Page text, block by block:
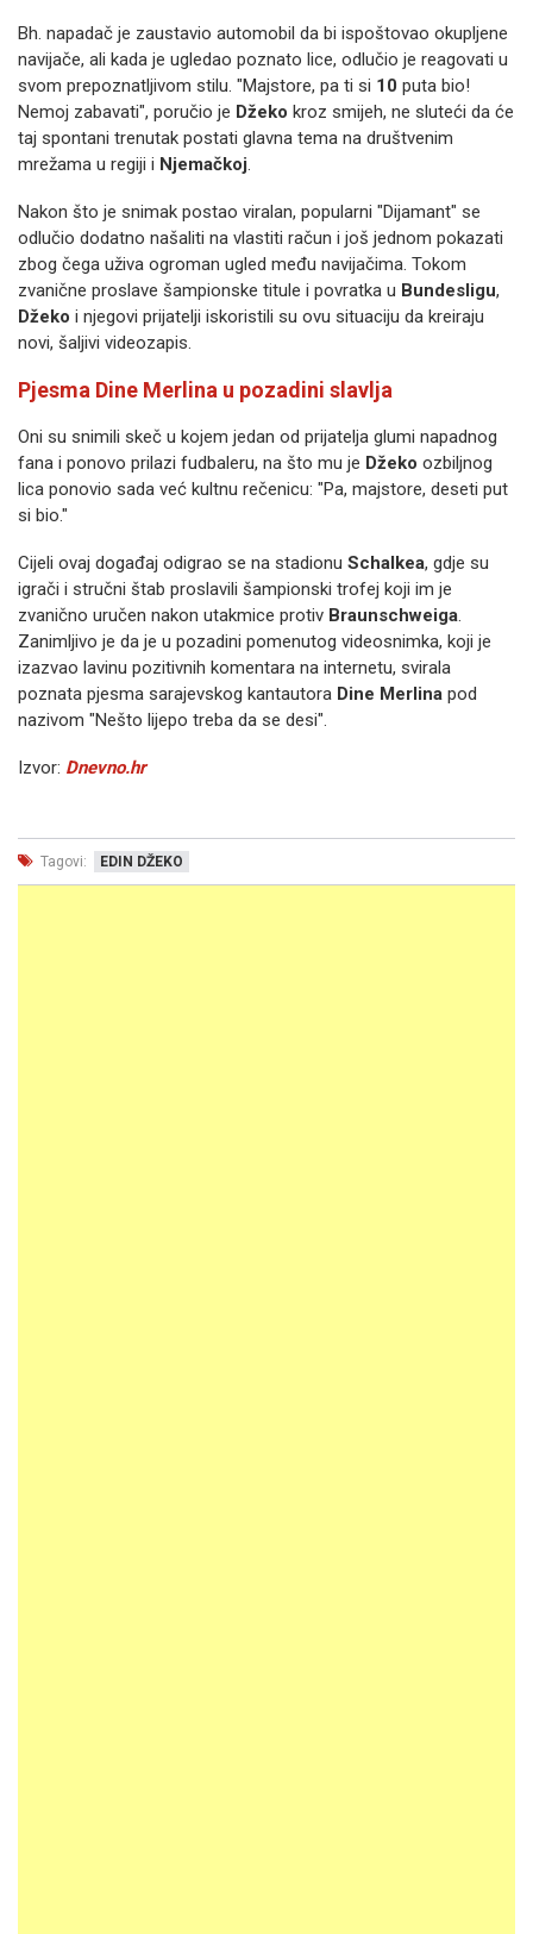
Bh. napadač je zaustavio automobil da bi ispoštovao okupljene
navijače, ali kada je ugledao poznato lice, odlučio je reagovati u
svom prepoznatljivom stilu. "Majstore, pa ti si 10 puta bio!
Nemoj zabavati", poručio je Džeko kroz smijeh, ne sluteći da će
taj spontani trenutak postati glavna tema na društvenim
mrežama u regiji i Njemačkoj.
Nakon što je snimak postao viralan, popularni "Dijamant" se
odlučio dodatno našaliti na vlastiti račun i još jednom pokazati
zbog čega uživa ogroman ugled među navijačima. Tokom
zvanične proslave šampionske titule i povratka u Bundesligu,
Džeko i njegovi prijatelji iskoristili su ovu situaciju da kreiraju
novi, šaljivi videozapis.
Pjesma Dine Merlina u pozadini slavlja
Oni su snimili skeč u kojem jedan od prijatelja glumi napadnog
fana i ponovo prilazi fudbaleru, na što mu je Džeko ozbiljnog
lica ponovio sada već kultnu rečenicu: "Pa, majstore, deseti put
si bio."
Cijeli ovaj događaj odigrao se na stadionu Schalkea, gdje su
igrači i stručni štab proslavili šampionski trofej koji im je
zvanično uručen nakon utakmice protiv Braunschweiga.
Zanimljivo je da je u pozadini pomenutog videosnimka, koji je
izazvao lavinu pozitivnih komentara na internetu, svirala
poznata pjesma sarajevskog kantautora Dine Merlina pod
nazivom "Nešto lijepo treba da se desi".
Izvor: Dnevno.hr
Tagovi: EDIN DŽEKO